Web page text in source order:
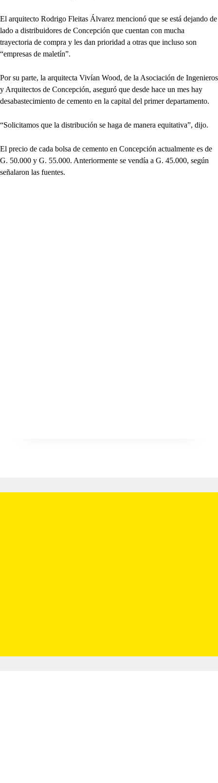
El arquitecto Rodrigo Fleitas Álvarez mencionó que se está dejando de
lado a distribuidores de Concepción que cuentan con mucha
trayectoria de compra y les dan prioridad a otras que incluso son
“empresas de maletín”.
Por su parte, la arquitecta Vivían Wood, de la Asociación de Ingenieros
y Arquitectos de Concepción, aseguró que desde hace un mes hay
desabastecimiento de cemento en la capital del primer departamento.
“Solicitamos que la distribución se haga de manera equitativa”, dijo.
El precio de cada bolsa de cemento en Concepción actualmente es de
G. 50.000 y G. 55.000. Anteriormente se vendía a G. 45.000, según
señalaron las fuentes.